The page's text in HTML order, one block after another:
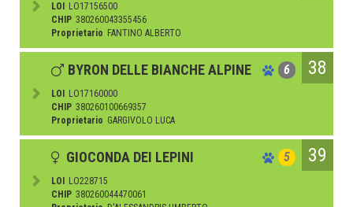
LOI
LO17156500
CHIP 380260043355456
Proprietario FANTINO ALBERTO
BYRON DELLE BIANCHE ALPINE 6 38
LOI
LO17160000
CHIP 380260100669357
Proprietario GARGIVOLO LUCA
GIOCONDA DEI LEPINI 5 39
LOI
LO228715
CHIP 380260044470061